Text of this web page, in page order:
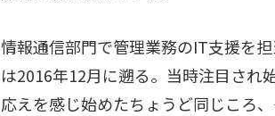
情報通信部門で管理業務のIT支援を
は2016年12月に遡る。当時注目され
応えを感じ始めたちょうど同じころ